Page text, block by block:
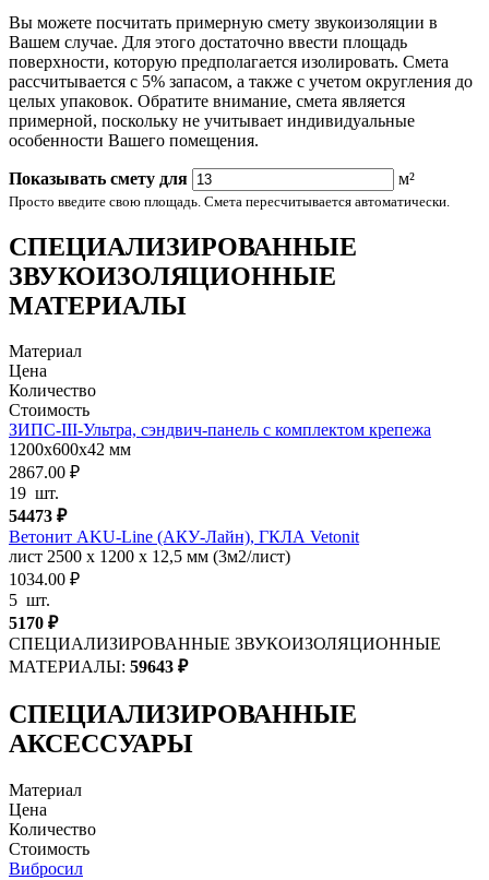
Вы можете посчитать примерную смету звукоизоляции в
Вашем случае. Для этого достаточно ввести площадь
поверхности, которую предполагается изолировать. Смета
рассчитывается с 5% запасом, а также с учетом округления до
целых упаковок. Обратите внимание, смета является
примерной, поскольку не учитывает индивидуальные
особенности Вашего помещения.
Показывать смету для м²
Просто введите свою площадь. Смета пересчитывается автоматически.
СПЕЦИАЛИЗИРОВАННЫЕ
ЗВУКОИЗОЛЯЦИОННЫЕ
МАТЕРИАЛЫ
Материал
Цена
Количество
Стоимость
ЗИПС-III-Ультра, сэндвич-панель с комплектом крепежа
1200х600х42 мм
2867.00 ₽
19 шт.
54473 ₽
Ветонит AKU-Line (AКУ-Лайн), ГКЛА Vetonit
лист 2500 х 1200 х 12,5 мм (3м2/лист)
1034.00 ₽
5 шт.
5170 ₽
СПЕЦИАЛИЗИРОВАННЫЕ ЗВУКОИЗОЛЯЦИОННЫЕ
МАТЕРИАЛЫ: 59643 ₽
СПЕЦИАЛИЗИРОВАННЫЕ
АКСЕССУАРЫ
Материал
Цена
Количество
Стоимость
Вибросил